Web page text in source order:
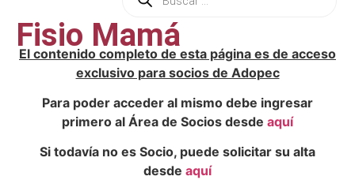
Fisio Mamá
El contenido completo de esta página es de acceso
exclusivo para socios de Adopec
Para poder acceder al mismo debe ingresar
primero al Área de Socios desde aquí
Si todavía no es Socio, puede solicitar su alta
desde aquí